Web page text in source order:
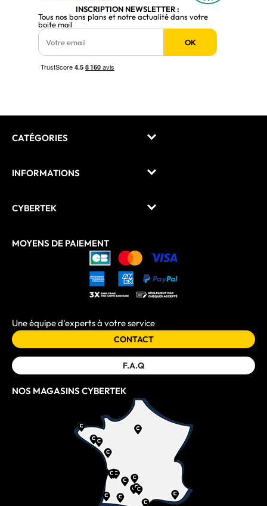
INSCRIPTION NEWSLETTER :
Tous nos bons plans et notre actualité dans votre
boite mail
OK
CATÉGORIES
INFORMATIONS
CYBERTEK
MOYENS DE PAIEMENT
Une équipe d'experts à votre service
CONTACT
F.A.Q
NOS MAGASINS CYBERTEK